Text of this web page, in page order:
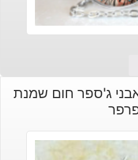
ג'ספר חום שמנת